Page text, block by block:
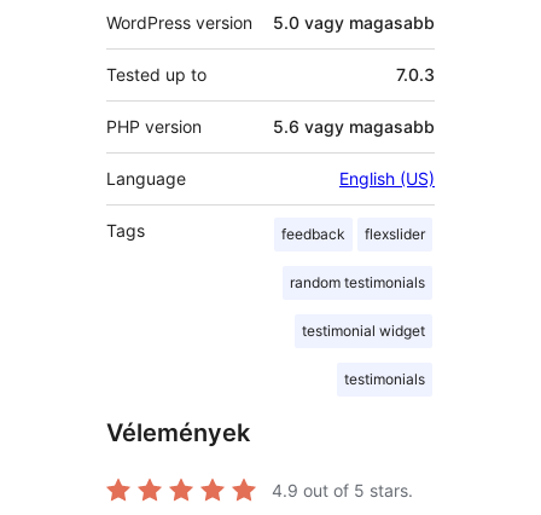
WordPress version 5.0 vagy magasabb
Tested up to 7.0.3
PHP version 5.6 vagy magasabb
Language English (US)
Tags feedback flexslider
random testimonials
testimonial widget
testimonials
Vélemények
4.9 out of 5 stars.